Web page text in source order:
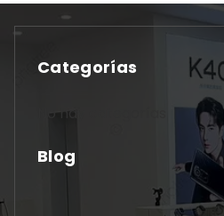
Categorías
No hay categorías
Blog